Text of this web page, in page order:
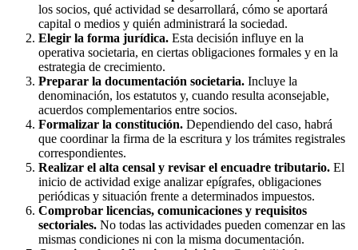
los socios, qué actividad se desarrollará, cómo se aportará
capital o medios y quién administrará la sociedad.
Elegir la forma jurídica. Esta decisión influye en la
operativa societaria, en ciertas obligaciones formales y en la
estrategia de crecimiento.
Preparar la documentación societaria. Incluye la
denominación, los estatutos y, cuando resulta aconsejable,
acuerdos complementarios entre socios.
Formalizar la constitución. Dependiendo del caso, habrá
que coordinar la firma de la escritura y los trámites registrales
correspondientes.
Realizar el alta censal y revisar el encuadre tributario. El
inicio de actividad exige analizar epígrafes, obligaciones
periódicas y situación frente a determinados impuestos.
Comprobar licencias, comunicaciones y requisitos
sectoriales. No todas las actividades pueden comenzar en las
mismas condiciones ni con la misma documentación.